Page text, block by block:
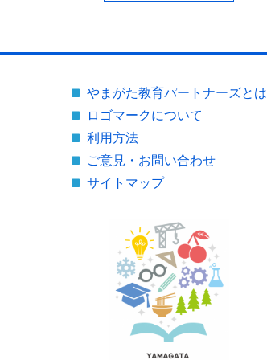
やまがた教育パートナーズとは
ロゴマークについて
利用方法
ご意見・お問い合わせ
サイトマップ